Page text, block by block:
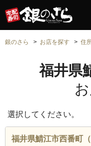
銀のさら お店を探す 住
福井県
選択してください。
福井県鯖江市西番町